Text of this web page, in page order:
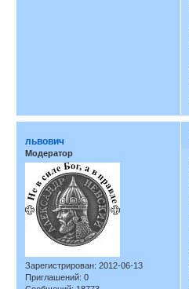
львович
Модератор
Зарегистрирован: 2012-06-13
Приглашений: 0